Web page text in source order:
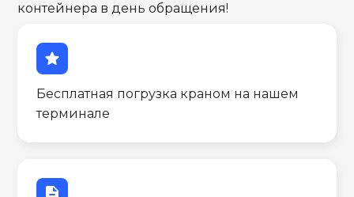
контейнера в день обращения!
star
Бесплатная погрузка краном на нашем
терминале